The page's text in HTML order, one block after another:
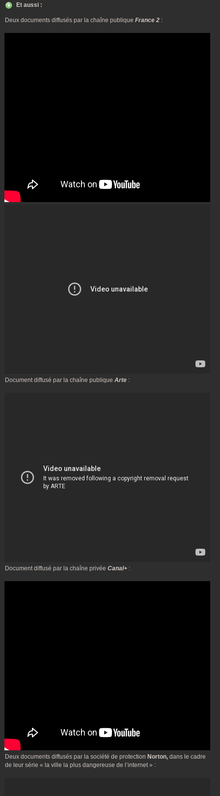
Et aussi :
Deux documents diffusés par la chaîne publique France 2 :
Document diffusé par la chaîne publique Arte :
Document diffusé par la chaîne privée Canal+ :
Deux documents diffusés par la société de protection Norton, dans le cadre
de leur série « la ville la plus dangereuse de l’internet » :